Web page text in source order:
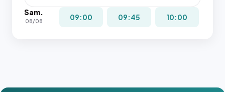
pas la
place, et
Sam.
08/08 09:00 09:45 10:00